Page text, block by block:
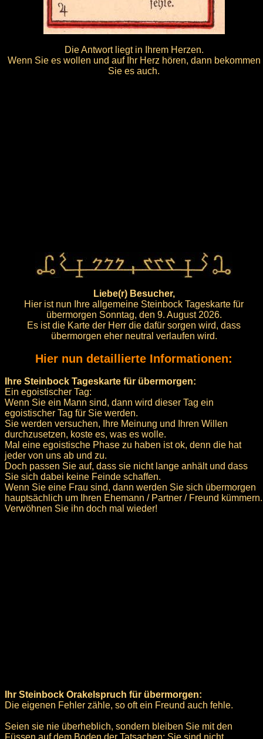
Die Antwort liegt in Ihrem Herzen.
Wenn Sie es wollen und auf Ihr Herz hören, dann bekommen
Sie es auch.
Liebe(r) Besucher,
Hier ist nun Ihre allgemeine Steinbock Tageskarte für
übermorgen Sonntag, den 9. August 2026.
Es ist die Karte der Herr die dafür sorgen wird, dass
übermorgen eher neutral verlaufen wird.
Hier nun detaillierte Informationen:
Ihre Steinbock Tageskarte für übermorgen:
Ein egoistischer Tag:
Wenn Sie ein Mann sind, dann wird dieser Tag ein
egoistischer Tag für Sie werden.
Sie werden versuchen, Ihre Meinung und Ihren Willen
durchzusetzen, koste es, was es wolle.
Mal eine egoistische Phase zu haben ist ok, denn die hat
jeder von uns ab und zu.
Doch passen Sie auf, dass sie nicht lange anhält und dass
Sie sich dabei keine Feinde schaffen.
Wenn Sie eine Frau sind, dann werden Sie sich übermorgen
hauptsächlich um Ihren Ehemann / Partner / Freund kümmern.
Verwöhnen Sie ihn doch mal wieder!
Ihr Steinbock Orakelspruch für übermorgen:
Die eigenen Fehler zähle, so oft ein Freund auch fehle.
Seien sie nie überheblich, sondern bleiben Sie mit den
Füssen auf dem Boden der Tatsachen: Sie sind nicht